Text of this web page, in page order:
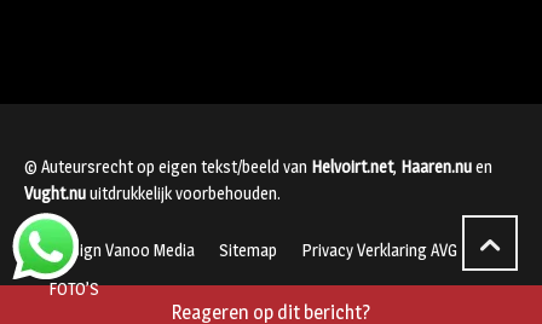
Reageren op dit bericht?
© Auteursrecht op eigen tekst/beeld van Helvoirt.net, Haaren.nuen
Vught.nuuitdrukkelijk voorbehouden.
Webdesign Vanoo Media Sitemap
Privacy Verklaring AVG
FOTO’S